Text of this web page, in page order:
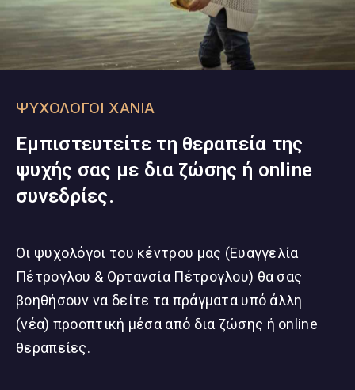
ΨΥΧΟΛΟΓΟΙ ΧΑΝΙΑ
Εμπιστευτείτε τη θεραπεία της
ψυχής σας με δια ζώσης ή online
συνεδρίες.
Οι ψυχολόγοι του κέντρου μας (Ευαγγελία
Πέτρογλου & Ορτανσία Πέτρογλου) θα σας
βοηθήσουν να δείτε τα πράγματα υπό άλλη
(νέα) προοπτική μέσα από δια ζώσης ή online
θεραπείες.